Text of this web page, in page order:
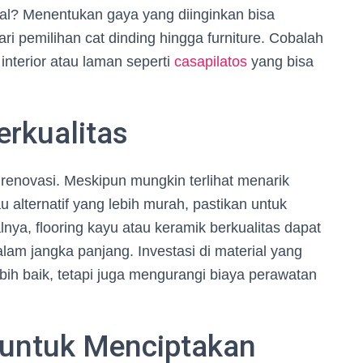
Menentukan gaya yang diinginkan bisa
pemilihan cat dinding hingga furniture. Cobalah
atau laman seperti casapilatos yang bisa
Meskipun mungkin terlihat menarik
alternatif yang lebih murah, pastikan untuk
flooring kayu atau keramik berkualitas dapat
jangka panjang. Investasi di material yang
baik, tetapi juga mengurangi biaya perawatan
Menciptakan